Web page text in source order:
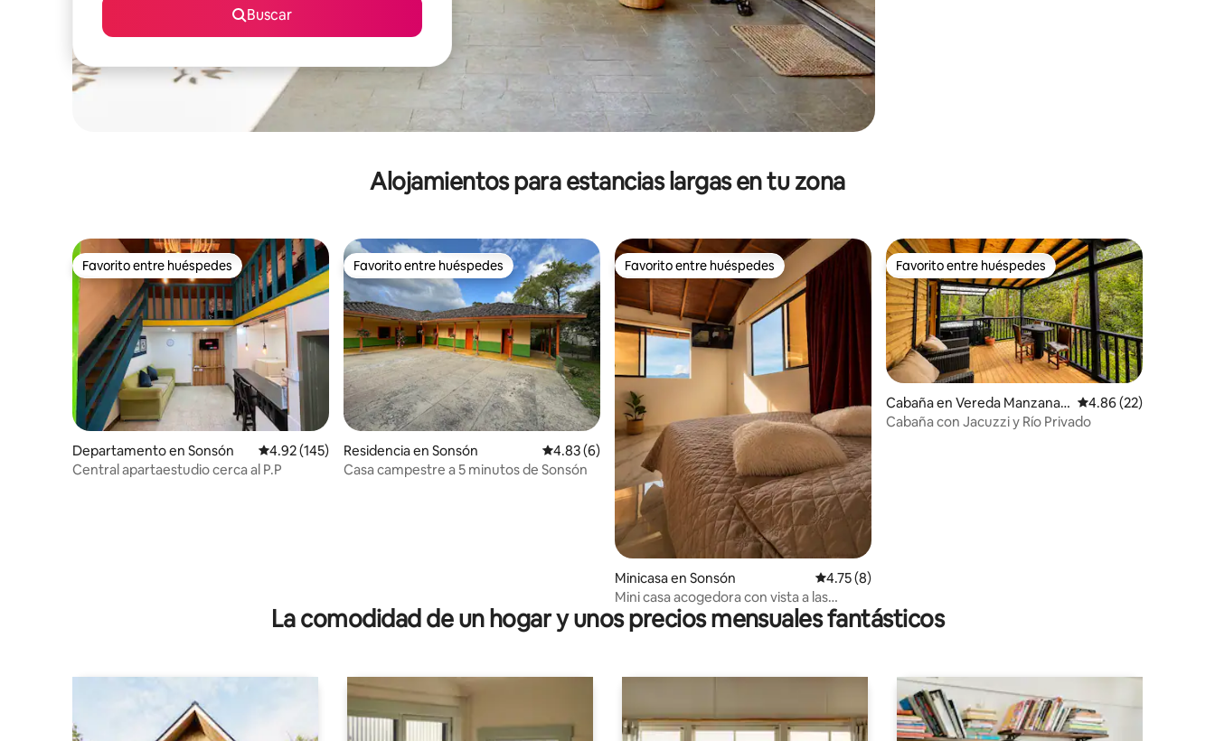
Buscar
Alojamientos para estancias largas en tu zona
Favorito entre huéspedes
Favorito entre huéspedes
Departamento en Sonsón Calificación promedio: 4.92 de 5; 145 evaluaciones
4.92 (145)
Central apartaestudio cerca al P.P
Favorito entre huéspedes
Favorito entre huéspedes
Residencia en Sonsón Calificación promedio: 4.83 de 5; 6 evaluaciones
4.83 (6)
Casa campestre a 5 minutos de Sonsón
Favorito entre huéspedes
Favorito entre huéspedes
Minicasa en Sonsón Calificación promedio: 4.75 de 5; 8 evaluaciones
4.75 (8)
Mini casa acogedora con vista a las
montañas.
Favorito entre huéspedes
Favorito entre huéspedes
Cabaña en Vereda Manzanar
es
Calificación
4.86 (22)
Cabaña con Jacuzzi y Río Privado
La comodidad de un hogar y unos precios mensuales fantásticos